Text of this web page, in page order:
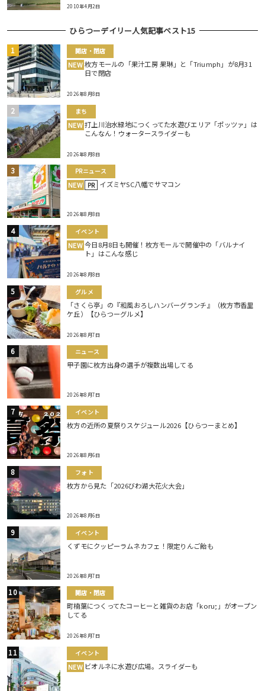
2010年4月2日
ひらつーデイリー人気記事ベスト15
開店・閉店
NEW 枚方モールの「果汁工房 果琳」と「Triumph」が8月31
日で閉店
2026年8月8日
まち
NEW 打上川治水緑地につくってた水遊びエリア「ポッツァ」は
こんなん！ウォータースライダーも
2026年8月8日
PRニュース
NEW PR イズミヤSC八幡でサマコン
2026年8月8日
イベント
NEW 今日8月8日も開催！枚方モールで開催中の「バルナイ
ト」はこんな感じ
2026年8月8日
グルメ
「さくら亭」の『和風おろしハンバーグランチ』（枚方市香里
ケ丘）【ひらつーグルメ】
2026年8月7日
ニュース
甲子園に枚方出身の選手が複数出場してる
2026年8月7日
イベント
枚方の近所の夏祭りスケジュール2026【ひらつーまとめ】
2026年8月6日
フォト
枚方から見た「2026びわ湖大花火大会」
2026年8月6日
イベント
くずモにクッピーラムネカフェ！限定りんご飴も
2026年8月7日
開店・閉店
町楠葉につくってたコーヒーと雑貨のお店「koru;」がオープン
してる
2026年8月7日
イベント
NEW ビオルネに水遊び広場。スライダーも